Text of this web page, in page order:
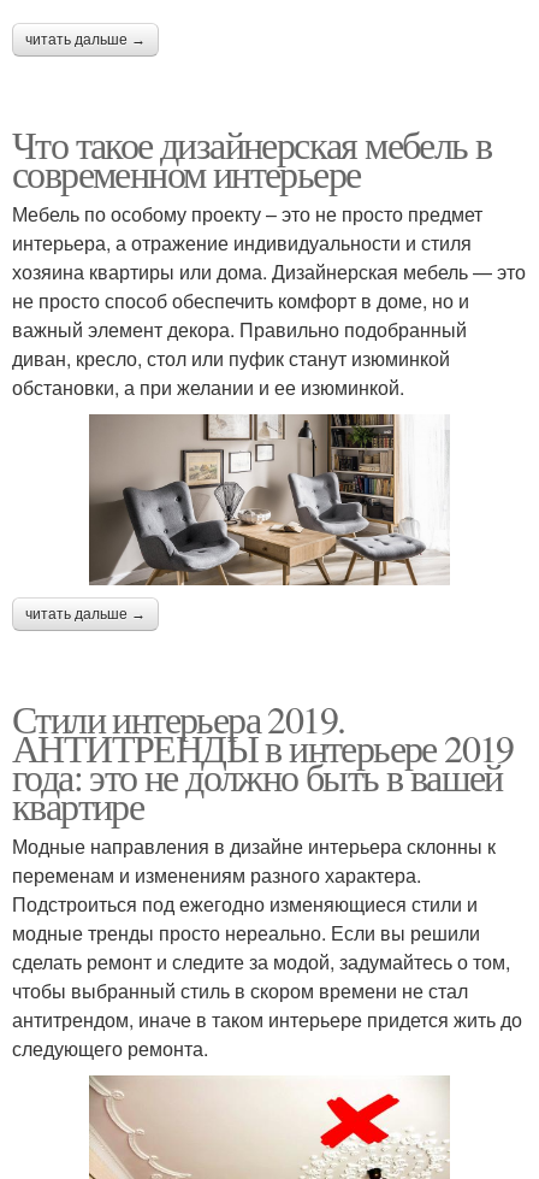
читать дальше →
Что такое дизайнерская мебель в
современном интерьере
Мебель по особому проекту – это не просто предмет
интерьера, а отражение индивидуальности и стиля
хозяина квартиры или дома. Дизайнерская мебель — это
не просто способ обеспечить комфорт в доме, но и
важный элемент декора. Правильно подобранный
диван, кресло, стол или пуфик станут изюминкой
обстановки, а при желании и ее изюминкой.
читать дальше →
Стили интерьера 2019.
АНТИТРЕНДЫ в интерьере 2019
года: это не должно быть в вашей
квартире
Модные направления в дизайне интерьера склонны к
переменам и изменениям разного характера.
Подстроиться под ежегодно изменяющиеся стили и
модные тренды просто нереально. Если вы решили
сделать ремонт и следите за модой, задумайтесь о том,
чтобы выбранный стиль в скором времени не стал
антитрендом, иначе в таком интерьере придется жить до
следующего ремонта.